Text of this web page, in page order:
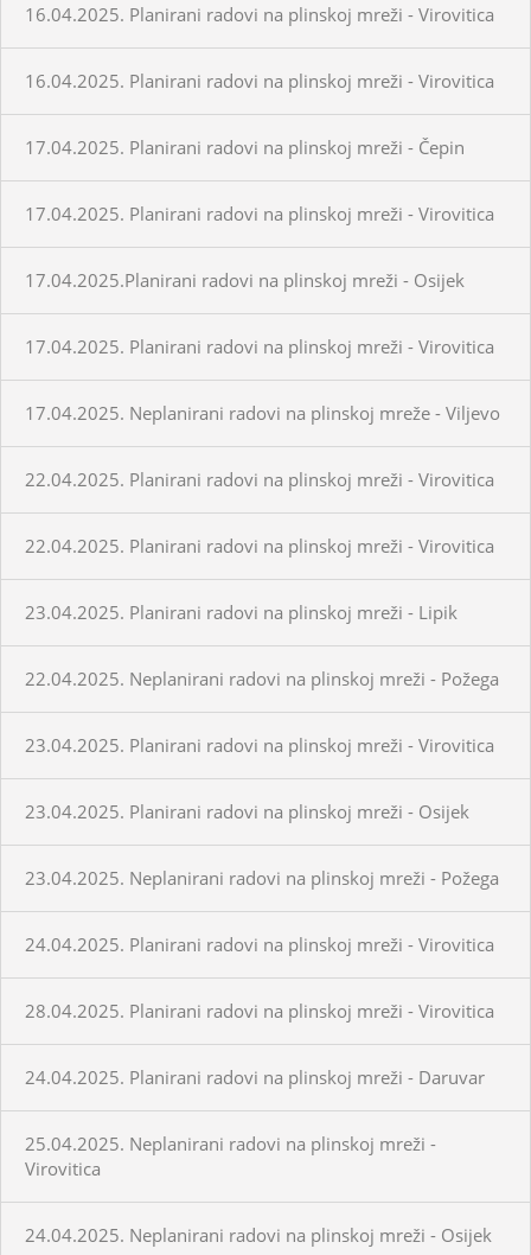
16.04.2025. Planirani radovi na plinskoj mreži - Virovitica
16.04.2025. Planirani radovi na plinskoj mreži - Virovitica
17.04.2025. Planirani radovi na plinskoj mreži - Čepin
17.04.2025. Planirani radovi na plinskoj mreži - Virovitica
17.04.2025.Planirani radovi na plinskoj mreži - Osijek
17.04.2025. Planirani radovi na plinskoj mreži - Virovitica
17.04.2025. Neplanirani radovi na plinskoj mreže - Viljevo
22.04.2025. Planirani radovi na plinskoj mreži - Virovitica
22.04.2025. Planirani radovi na plinskoj mreži - Virovitica
23.04.2025. Planirani radovi na plinskoj mreži - Lipik
22.04.2025. Neplanirani radovi na plinskoj mreži - Požega
23.04.2025. Planirani radovi na plinskoj mreži - Virovitica
23.04.2025. Planirani radovi na plinskoj mreži - Osijek
23.04.2025. Neplanirani radovi na plinskoj mreži - Požega
24.04.2025. Planirani radovi na plinskoj mreži - Virovitica
28.04.2025. Planirani radovi na plinskoj mreži - Virovitica
24.04.2025. Planirani radovi na plinskoj mreži - Daruvar
25.04.2025. Neplanirani radovi na plinskoj mreži -
Virovitica
24.04.2025. Neplanirani radovi na plinskoj mreži - Osijek